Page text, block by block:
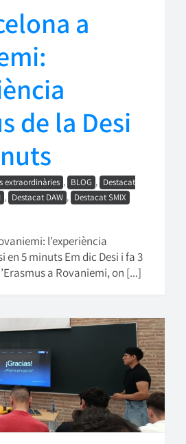
a
de la Desi
extraordinàries , BLOG , Destacat
, Destacat DAW , Destacat SMIX
l’experiència
en 5 minuts Em dic Desi i fa 3
a Rovaniemi, on [...]